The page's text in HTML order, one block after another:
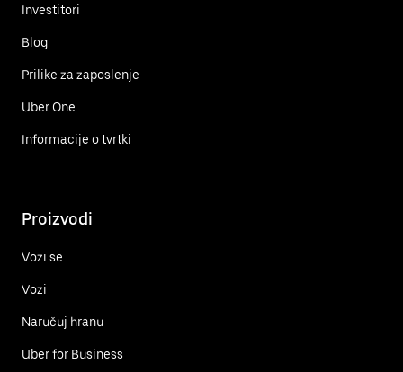
Investitori
Blog
Prilike za zaposlenje
Uber One
Informacije o tvrtki
Proizvodi
Vozi se
Vozi
Naručuj hranu
Uber for Business